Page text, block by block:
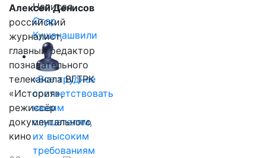
Написал
Отар
Кушанашвили
«Все труднее
соответствовать
нашим
слушателям,
их высоким
требованиям
Алексей Денисов
российский
журналист,
главный редактор
познавательного
телеканала ВГТРК
«История»,
режиссёр
документального
кино